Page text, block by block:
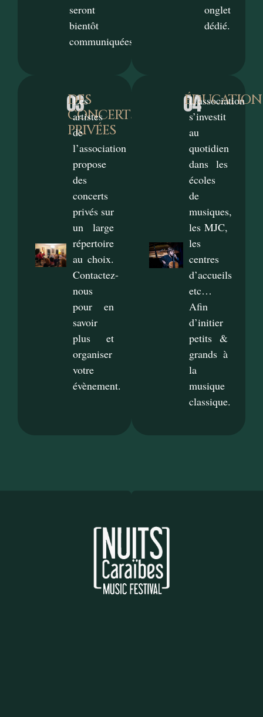
seront
bientôt
communiquées.
onglet
dédié.
03
DES
CONCERTS
PRIVÉES
Les
artistes
de
l’association
propose
des
concerts
privés sur
un large
répertoire
au choix.
Contactez-
nous
pour en
savoir
plus et
organiser
votre
évènement.
04
ÉDUCATION
L’association
s’investit
au
quotidien
dans les
écoles
de
musiques,
les MJC,
les
centres
d’accueils
etc…
Afin
d’initier
petits &
grands à
la
musique
classique.